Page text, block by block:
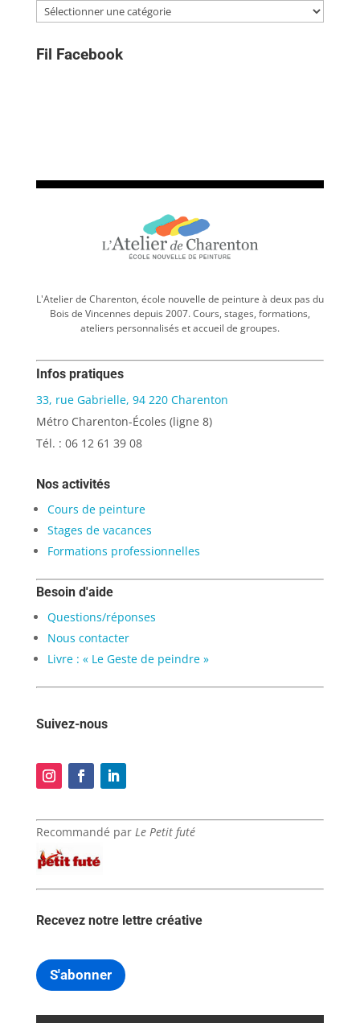
Catégories
Fil Facebook
L'Atelier de Charenton, école nouvelle de peinture à deux pas du
Bois de Vincennes depuis 2007. Cours, stages, formations,
ateliers personnalisés et accueil de groupes.
Infos pratiques
33, rue Gabrielle, 94 220 Charenton
Métro Charenton-Écoles (ligne 8)
Tél. : 06 12 61 39 08
Nos activités
Cours de peinture
Stages de vacances
Formations professionnelles
Besoin d'aide
Questions/réponses
Nous contacter
Livre : « Le Geste de peindre »
Suivez-nous
Recommandé par Le Petit futé
Recevez notre lettre créative
S'abonner